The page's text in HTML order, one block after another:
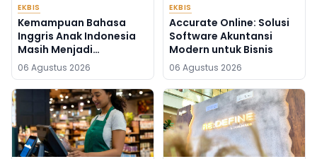
EKBIS
Kemampuan Bahasa
Inggris Anak Indonesia
Masih Menjadi
Tantangan, Pendekatan
Pembelajaran Dinilai
Perlu Berubah
06 Agustus 2026
EKBIS
Accurate Online: Solusi
Software Akuntansi
Modern untuk Bisnis
06 Agustus 2026